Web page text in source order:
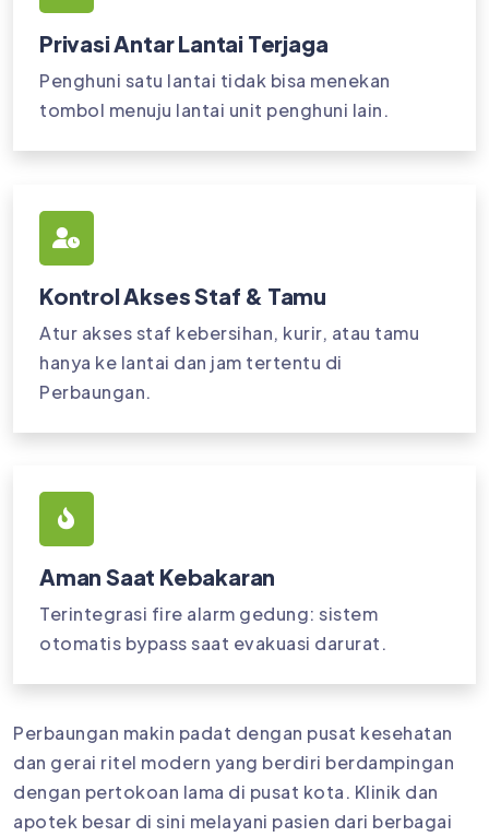
Privasi Antar Lantai Terjaga
Penghuni satu lantai tidak bisa menekan
tombol menuju lantai unit penghuni lain.
Kontrol Akses Staf & Tamu
Atur akses staf kebersihan, kurir, atau tamu
hanya ke lantai dan jam tertentu di
Perbaungan.
Aman Saat Kebakaran
Terintegrasi fire alarm gedung: sistem
otomatis bypass saat evakuasi darurat.
Perbaungan makin padat dengan pusat kesehatan
dan gerai ritel modern yang berdiri berdampingan
dengan pertokoan lama di pusat kota. Klinik dan
apotek besar di sini melayani pasien dari berbagai